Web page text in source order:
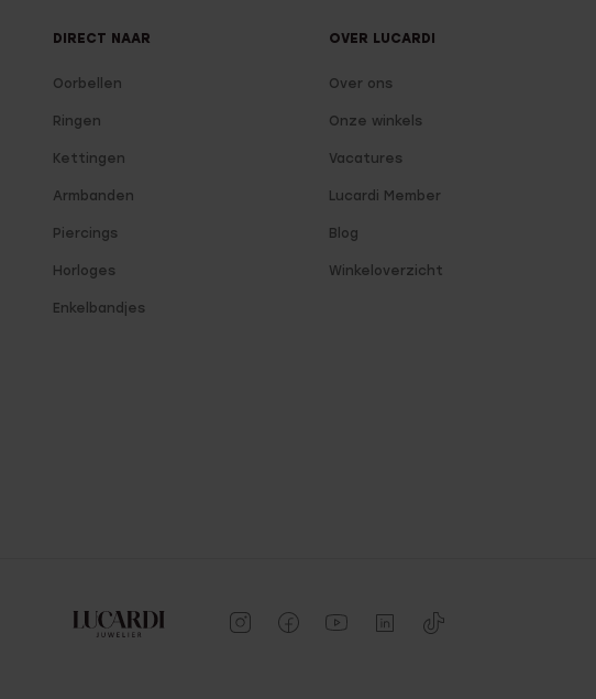
DIRECT NAAR
Oorbellen
Ringen
Kettingen
Armbanden
Piercings
Horloges
Enkelbandjes
OVER LUCARDI
Over ons
Onze winkels
Vacatures
Lucardi Member
Blog
Winkeloverzicht